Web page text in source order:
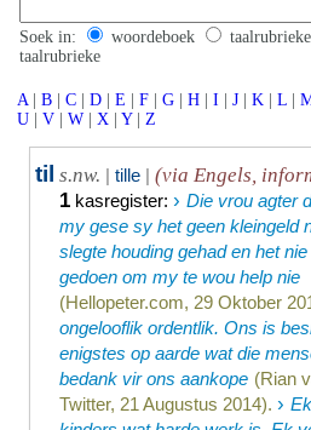
Soek in: woordeboek taalrubrieke
taalrubrieke
A | B | C | D | E | F | G | H | I | J | K | L |
U | V | W | X | Y | Z
til s.nw. |tille | (via Engels,
1 kasregister:› Die vrou agter
my gese sy het geen kleingeld
slegte houding gehad en het
gedoen om my te wou help nie
(Hellopeter.com, 29 Oktober
ongelooflik ordentlik. Ons is
enigstes op aarde wat die
bedank vir ons aankope (Rian
Twitter, 21 Augustus 2014). ›